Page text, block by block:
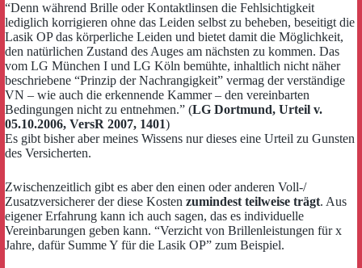
“Denn während Brille oder Kontaktlinsen die Fehlsichtigkeit
lediglich korrigieren ohne das Leiden selbst zu beheben, beseitigt die
Lasik OP das körperliche Leiden und bietet damit die Möglichkeit,
den natürlichen Zustand des Auges am nächsten zu kommen. Das
vom LG München I und LG Köln bemühte, inhaltlich nicht näher
beschriebene “Prinzip der Nachrangigkeit” vermag der verständige
VN – wie auch die erkennende Kammer – den vereinbarten
Bedingungen nicht zu entnehmen.” (LG Dortmund, Urteil v.
05.10.2006, VersR 2007, 1401)
Es gibt bisher aber meines Wissens nur dieses eine Urteil zu Gunsten
des Versicherten.
Zwischenzeitlich gibt es aber den einen oder anderen Voll-/
Zusatzversicherer der diese Kosten zumindest teilweise trägt. Aus
eigener Erfahrung kann ich auch sagen, das es individuelle
Vereinbarungen geben kann. “Verzicht von Brillenleistungen für x
Jahre, dafür Summe Y für die Lasik OP” zum Beispiel.